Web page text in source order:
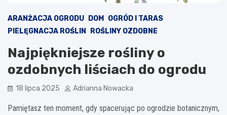
ARANŻACJA OGRODU DOM
OGRÓD I TARAS
PIELĘGNACJA ROŚLIN
ROŚLINY OZDOBNE
Najpiękniejsze rośliny o
ozdobnych liściach do ogrodu
18 lipca 2025 Adrianna Nowacka
Pamiętasz ten moment, gdy spacerując po ogrodzie botanicznym,